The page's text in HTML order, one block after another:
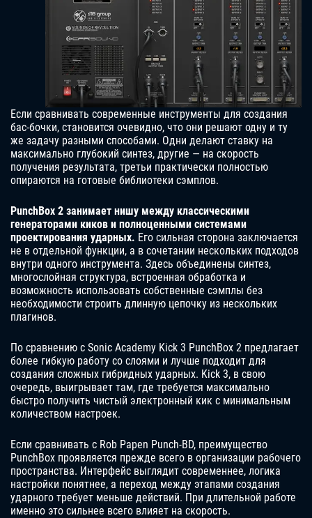
Если сравнивать современные инструменты для создания
бас-бочки, становится очевидно, что они решают одну и ту
же задачу разными способами. Одни делают ставку на
максимально глубокий синтез, другие — на скорость
получения результата, третьи практически полностью
опираются на готовые библиотеки сэмплов.
PunchBox 2 занимает нишу между классическими
генераторами киков и полноценными системами
проектирования ударных. Его сильная сторона заключается
не в отдельной функции, а в сочетании нескольких подходов
внутри одного инструмента. Здесь объединены синтез,
многослойная структура, встроенная обработка и
возможность использовать собственные сэмплы без
необходимости строить длинную цепочку из нескольких
плагинов.
По сравнению с Sonic Academy Kick 3 PunchBox 2 предлагает
более гибкую работу со слоями и лучше подходит для
создания сложных гибридных ударных. Kick 3, в свою
очередь, выигрывает там, где требуется максимально
быстро получить чистый электронный кик с минимальным
количеством настроек.
Если сравнивать с Rob Papen Punch-BD, преимущество
PunchBox проявляется прежде всего в организации рабочего
пространства. Интерфейс выглядит современнее, логика
настройки понятнее, а переход между этапами создания
ударного требует меньше действий. При длительной работе
именно это сильнее всего влияет на скорость.